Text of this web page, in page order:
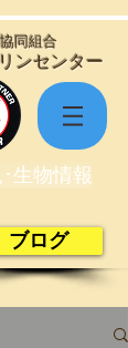
ンセンター
同組合
生物情報
ブログ